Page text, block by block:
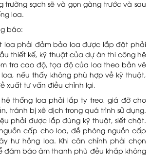
trường sạch sẽ và gọn gàng trước và sau
loa.
báo:
loa phải đảm bảo loa được lắp đặt phải
thiết kế, kỹ thuật của dự án thi công hệ
tra cao độ, tọa độ của loa theo bản vẽ
nếu thấy không phù hợp về kỹ thuật,
xuất tư vấn điều chỉnh lại.
hệ thống loa phải lắp ty treo, giá đỡ cho
tránh bị xê dịch trong quá trình sử dụng.
phải được lắp đúng kỹ thuật, siết chặt.
nguồn cấp cho loa, đề phòng nguồn cấp
hư hỏng loa. Khi cân chỉnh phải chọn
đảm bảo âm thanh phủ đều khắp không